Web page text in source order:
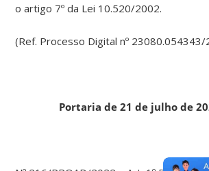
o artigo 7º da Lei 10.520/2002.
(Ref. Processo Digital nº
Portaria de 21 de julho de